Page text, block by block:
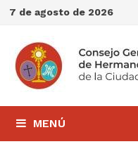
Saltar
contenido
7 de agosto de 2026
MENÚ